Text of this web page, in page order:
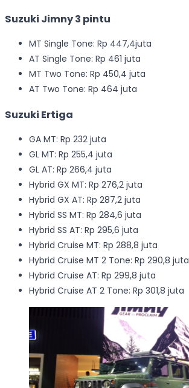
Suzuki Jimny 3 pintu
MT Single Tone: Rp 447,4juta
AT Single Tone: Rp 461 juta
MT Two Tone: Rp 450,4 juta
AT Two Tone: Rp 464 juta
Suzuki Ertiga
GA MT: Rp 232 juta
GL MT: Rp 255,4 juta
GL AT: Rp 266,4 juta
Hybrid GX MT: Rp 276,2 juta
Hybrid GX AT: Rp 287,2 juta
Hybrid SS MT: Rp 284,6 juta
Hybrid SS AT: Rp 295,6 juta
Hybrid Cruise MT: Rp 288,8 juta
Hybrid Cruise MT 2 Tone: Rp 290,8 juta
Hybrid Cruise AT: Rp 299,8 juta
Hybrid Cruise AT 2 Tone: Rp 301,8 juta